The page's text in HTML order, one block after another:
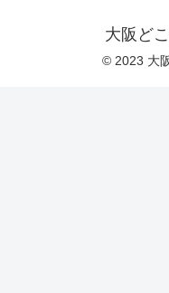
大阪ど
© 2023 大